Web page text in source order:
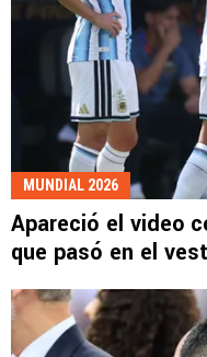
MUNDIAL 2026
Apareció el video
que pasó en el